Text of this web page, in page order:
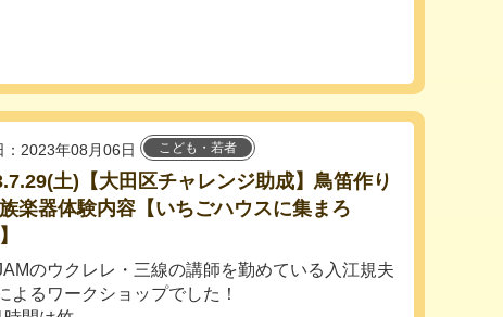
：2023年08月06日 こども・若者
土)【大田区チャレンジ助成】鳥笛作り
楽器体験内容【いちごハウスに集まろ
のウクレレ・三線の講師を勤めている入江規夫
よるワークショップでした！